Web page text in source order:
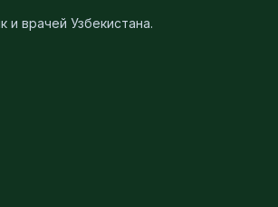
и врачей Узбекистана.